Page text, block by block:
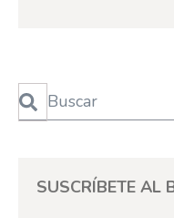
Esto es un campo de
SUSCRÍBETE AL